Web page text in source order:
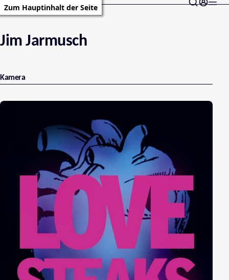
Zum Hauptinhalt der Seite
Jim Jarmusch
Kamera